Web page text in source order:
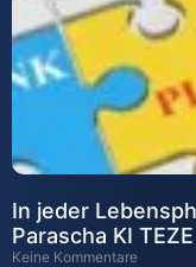
In jeder
Parascha KI TEZE
Keine Kommentare